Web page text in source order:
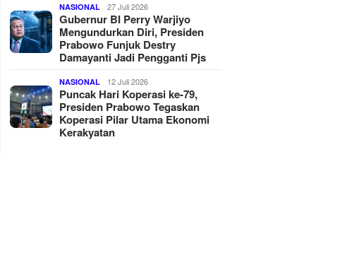
NASIONAL 27 Juli 2026
Gubernur BI Perry Warjiyo
Mengundurkan Diri, Presiden
Prabowo Funjuk Destry
Damayanti Jadi Pengganti Pjs
NASIONAL 12 Juli 2026
Puncak Hari Koperasi ke-79,
Presiden Prabowo Tegaskan
Koperasi Pilar Utama Ekonomi
Kerakyatan